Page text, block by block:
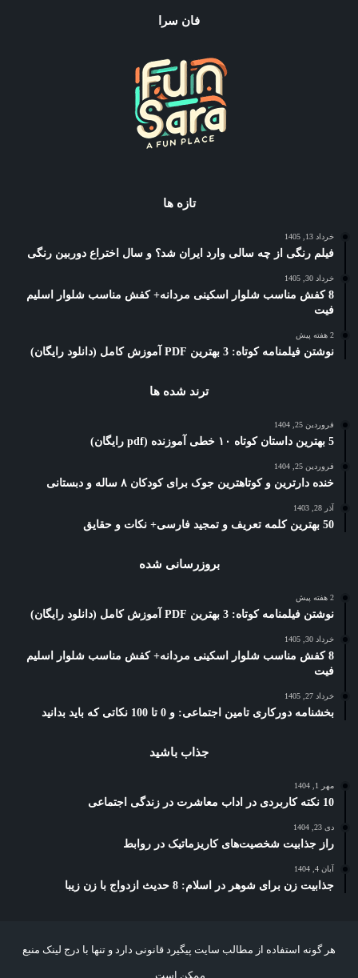
فان سرا
تازه ها
خرداد 13, 1405
فیلم رنگی از چه سالی وارد ایران شد؟ و سال اختراع دوربین رنگی
خرداد 30, 1405
8 کفش مناسب شلوار اسکینی مردانه+ کفش مناسب شلوار اسلیم
فیت
2 هفته پیش
نوشتن فیلمنامه کوتاه: 3 بهترین PDF آموزش کامل (دانلود رایگان)
ترند شده ها
فروردین 25, 1404
5 بهترین داستان کوتاه ۱۰ خطی آموزنده (pdf رایگان)
فروردین 25, 1404
خنده دارترین و کوتاهترین جوک برای کودکان ۸ ساله و دبستانی
آذر 28, 1403
50 بهترین کلمه تعریف و تمجید فارسی+ نکات و حقایق
بروزرسانی شده
2 هفته پیش
نوشتن فیلمنامه کوتاه: 3 بهترین PDF آموزش کامل (دانلود رایگان)
خرداد 30, 1405
8 کفش مناسب شلوار اسکینی مردانه+ کفش مناسب شلوار اسلیم
فیت
خرداد 27, 1405
بخشنامه دورکاری تامین اجتماعی: و 0 تا 100 نکاتی که باید بدانید
جذاب باشید
مهر 1, 1404
10 نکته کاربردی در اداب معاشرت در زندگی اجتماعی
دی 23, 1404
راز جذابیت شخصیت‌های کاریزماتیک در روابط
آبان 4, 1404
جذابیت زن برای شوهر در اسلام: 8 حدیث ازدواج با زن زیبا
هر گونه استفاده از مطالب سایت پیگیرد قانونی دارد و تنها با درج لینک منبع
ممکن است.